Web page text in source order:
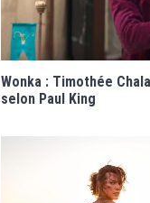
Wonka : Timothée
selon Paul King